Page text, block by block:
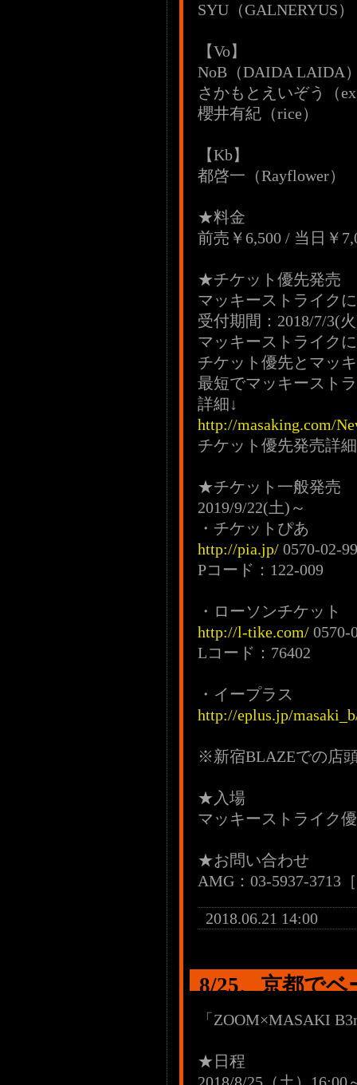
SYU（GALNERYUS）
【Vo】
NoB（DAIDA LAIDA
さかもとえいぞう（
櫻井有紀（rice）
【Kb】
都啓一（Rayflower）
★料金
前売￥6,500 / 当日￥
★チケット優先発
マッキーストライク
受付期間：2018/7/3(
マッキーストライク
チケット優先とマッ
最短でマッキースト
詳細↓
http://masaking.com/
チケット優先発売詳
★チケット一般発売
2019/9/22(土)～
・チケットぴあ
http://pia.jp/ 0570-02-
Pコード：122-009
・ローソンチケット
http://l-tike.com/ 0570-
Lコード：76402
・イープラス
http://eplus.jp/
※新宿BLAZEでの店
★入場
マッキーストライク
★お問い合わせ
AMG：03-5937-3713
2018.06.21 14:00
8/25、京都で
「ZOOM×MASAKI
★日程